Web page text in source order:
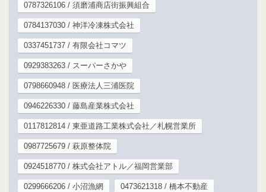
0787326106 / 須磨浦商店街振興組合
0784137030 / 神洋冷凍株式会社
0337451737 / 有限会社コマツ
0929383263 / スーパーさかや
0798660948 / 医療法人三浦医院
0946226330 / 藤島産業株式会社
0117812814 / 東亜道路工業株式会社／札幌営業所
0987725679 / 萩原整体院
0924518770 / 株式会社アトル／福岡営業部
0299666206 / 小沼漁網 0473621318 / 橋本不動産